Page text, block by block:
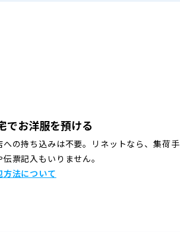
でお洋服を預ける
への持ち込みは不要。リネットなら、集荷手
伝票記入もいりません。
方法について